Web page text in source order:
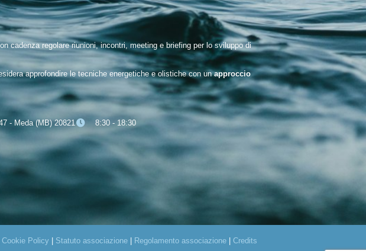
cadenza regolare riunioni, incontri, meeting e briefing per lo sviluppo di
approfondire le tecniche energetiche e olistiche con unapproccio
- Meda (MB) 20821 8:30 - 18:30
Cookie Policy | Statuto associazione | Regolamento associazione | Credits